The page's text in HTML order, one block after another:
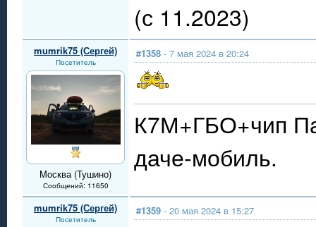
(с 11.2023)
mumrik75 (Сергей)
Посетитель
Москва (Тушино)
Сообщений: 11650
#1358 - 7 мая 2024 в 20:24
К7М+ГБО+чип
даче-мобиль.
mumrik75 (Сергей)
Посетитель
#1359 - 20 мая 2024 в 15:27